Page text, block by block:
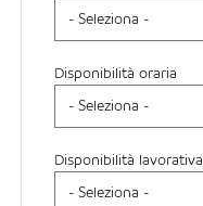
Disponibilità oraria
Disponibilità lavorativa